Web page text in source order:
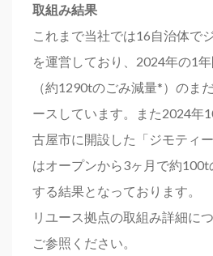
取組み結果
これまで当社では16自治体で
を運営しており、2024年の1
（約1290tのごみ減量*）のま
ースしています。また2024年
古屋市に開設した「ジモティ
はオープンから3ヶ月で約
する結果となっております。
リユース拠点の取組み詳細に
ご参照ください。